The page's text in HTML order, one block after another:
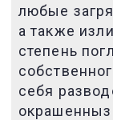
любые
а также
степень
себя